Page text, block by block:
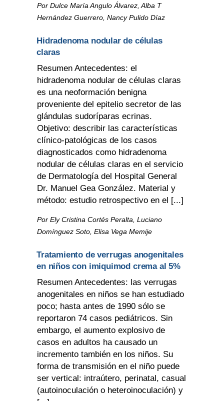
Por Dulce María Angulo Álvarez, Alba T
Hernández Guerrero, Nancy Pulido Díaz
Hidradenoma nodular de células
claras
Resumen Antecedentes: el
hidradenoma nodular de células claras
es una neoformación benigna
proveniente del epitelio secretor de las
glándulas sudoríparas ecrinas.
Objetivo: describir las características
clínico-patológicas de los casos
diagnosticados como hidradenoma
nodular de células claras en el servicio
de Dermatología del Hospital General
Dr. Manuel Gea González. Material y
método: estudio retrospectivo en el [...]
Por Ely Cristina Cortés Peralta, Luciano
Domínguez Soto, Elisa Vega Memije
Tratamiento de verrugas anogenitales
en niños con imiquimod crema al 5%
Resumen Antecedentes: las verrugas
anogenitales en niños se han estudiado
poco; hasta antes de 1990 sólo se
reportaron 74 casos pediátricos. Sin
embargo, el aumento explosivo de
casos en adultos ha causado un
incremento también en los niños. Su
forma de transmisión en el niño puede
ser vertical: intraútero, perinatal, casual
(autoinoculación o heteroinoculación) y